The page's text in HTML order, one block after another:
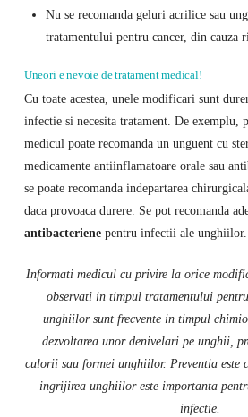
Nu se recomanda geluri acrilice sau
tratamentului pentru cancer, din cauza
Uneori e nevoie de tratament medical!
Cu toate acestea, unele modificari sunt
infectie si necesita tratament. De exemplu,
medicul poate recomanda un unguent cu
medicamente antiinflamatoare orale sau
se poate recomanda indepartarea
daca provoaca durere. Se pot recomanda
antibacterienepentru infectii ale unghiilor.
Informati medicul cu privire la orice
observati in timpul tratamentului
unghiilor sunt frecvente in timpul
dezvoltarea unor denivelari pe unghii,
culorii sau formei unghiilor. Preventia este
ingrijirea unghiilor este importanta
infectie.